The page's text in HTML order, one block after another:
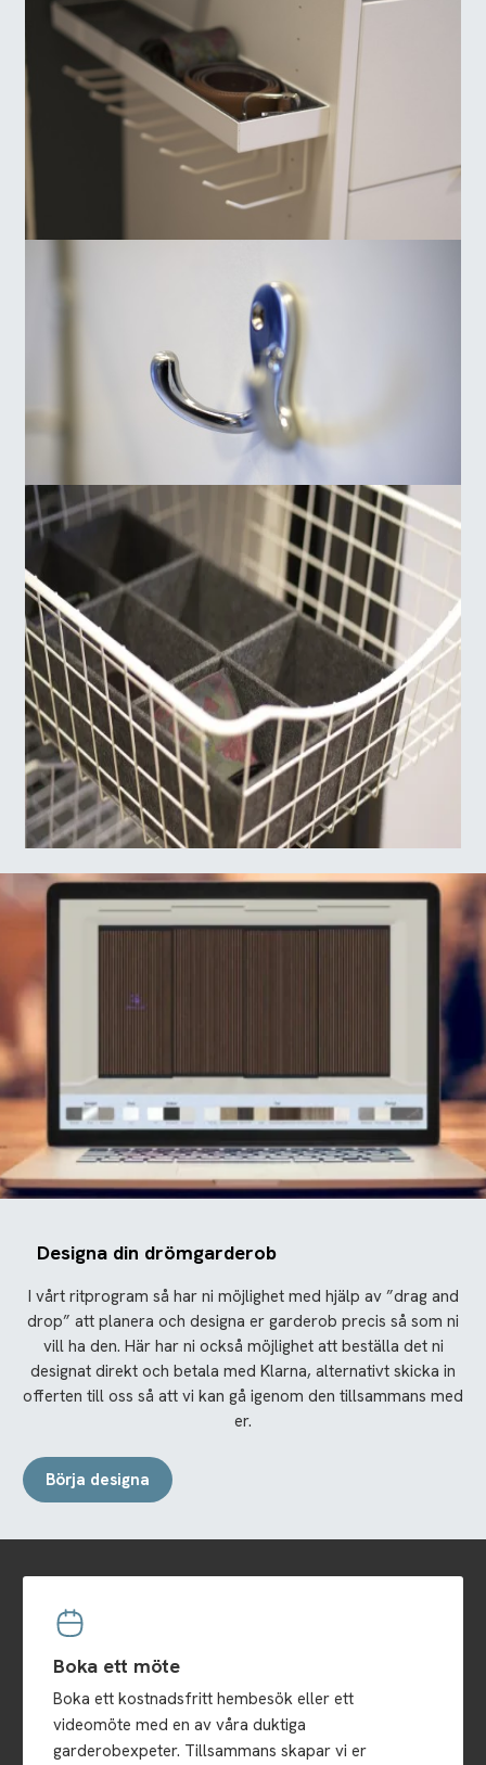
Designa din drömgarderob
I vårt ritprogram så har ni möjlighet med hjälp av ”drag and
drop” att planera och designa er garderob precis så som ni
vill ha den. Här har ni också möjlighet att beställa det ni
designat direkt och betala med Klarna, alternativt skicka in
offerten till oss så att vi kan gå igenom den tillsammans med
er.
Börja designa
Boka ett möte
Boka ett kostnadsfritt hembesök eller ett
videomöte med en av våra duktiga
garderobexpeter. Tillsammans skapar vi er